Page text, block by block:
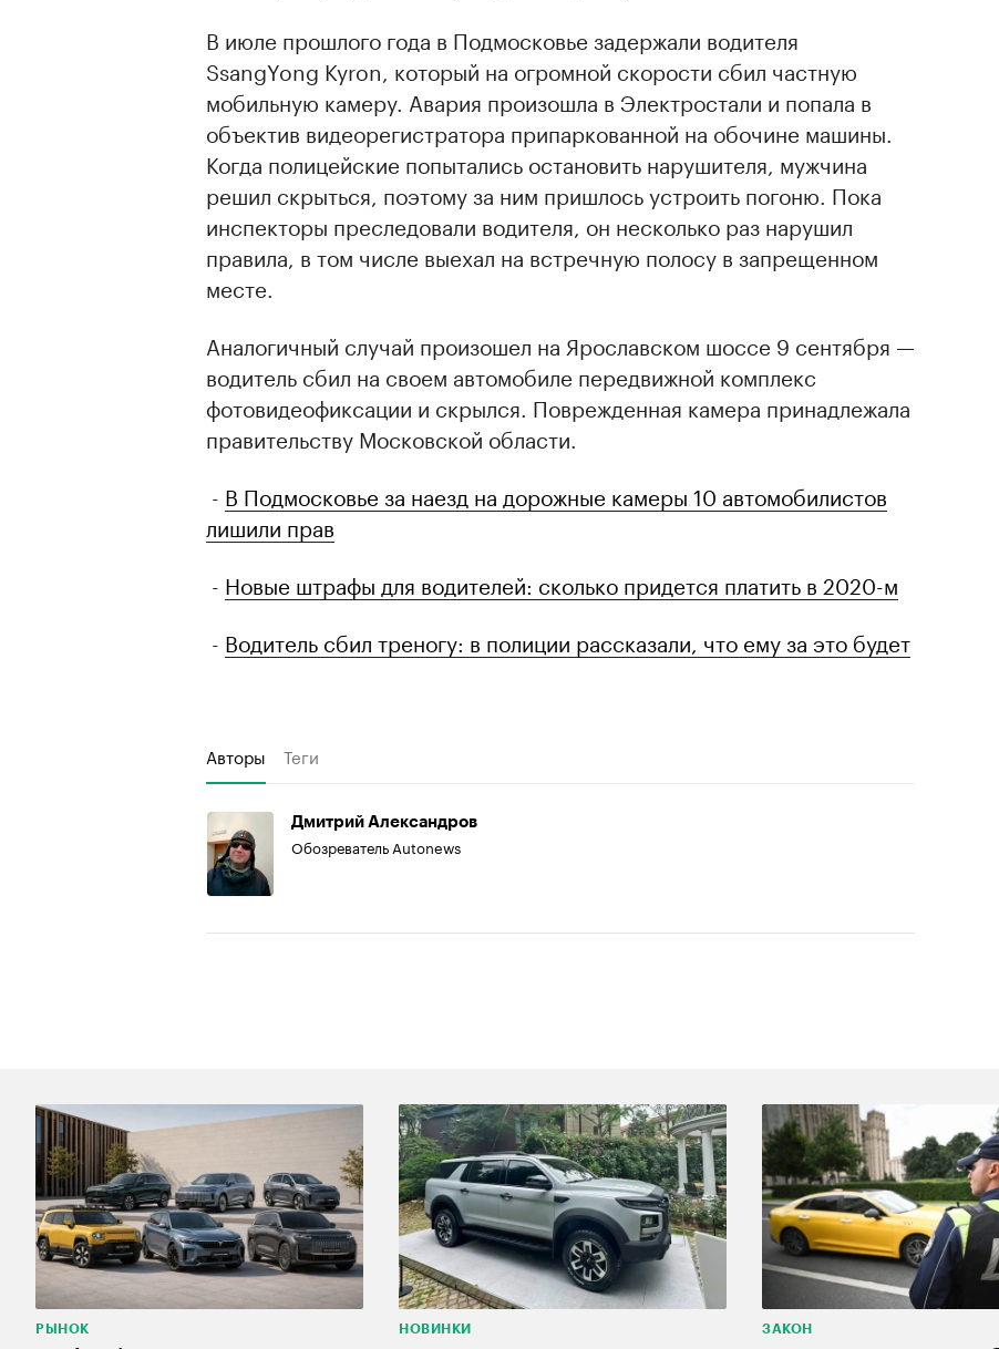
В июле прошлого года в Подмосковье задержали водителя
SsangYong Kyron, который на огромной скорости сбил частную
мобильную камеру. Авария произошла в Электростали и попала в
объектив видеорегистратора припаркованной на обочине машины.
Когда полицейские попытались остановить нарушителя, мужчина
решил скрыться, поэтому за ним пришлось устроить погоню. Пока
инспекторы преследовали водителя, он несколько раз нарушил
правила, в том числе выехал на встречную полосу в запрещенном
месте.
Аналогичный случай произошел на Ярославском шоссе 9 сентября —
водитель сбил на своем автомобиле передвижной комплекс
фотовидеофиксации и скрылся. Поврежденная камера принадлежала
правительству Московской области.
- В Подмосковье за наезд на дорожные камеры 10 автомобилистов
лишили прав
- Новые штрафы для водителей: сколько придется платить в 2020-м
- Водитель сбил треногу: в полиции рассказали, что ему за это будет
Авторы Теги
Дмитрий Александров
Обозреватель Autonews
РЫНОК НОВИНКИ ЗАКОН